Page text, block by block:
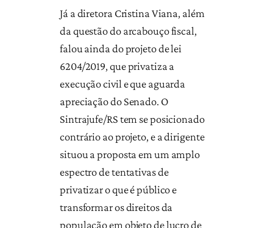
Já a diretora Cristina Viana, além
da questão do arcabouço fiscal,
falou ainda do projeto de lei
6204/2019, que privatiza a
execução civil e que aguarda
apreciação do Senado. O
Sintrajufe/RS tem se posicionado
contrário ao projeto, e a dirigente
situou a proposta em um amplo
espectro de tentativas de
privatizar o que é público e
transformar os direitos da
população em objeto de lucro de